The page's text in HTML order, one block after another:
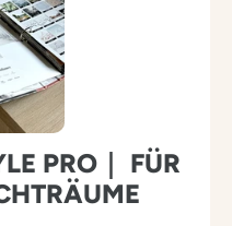
PRO｜ FÜR